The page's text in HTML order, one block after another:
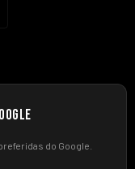
do Google.